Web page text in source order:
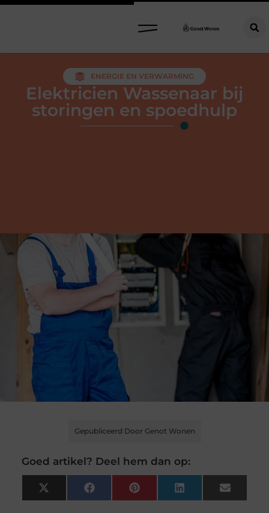
ENERGIE EN VERWARMING
Elektricien Wassenaar bij
storingen en spoedhulp
Gepubliceerd Door Genot Wonen
Goed artikel? Deel hem dan op:
X
(Twitter)
FacebookPinterest LinkedIn Email